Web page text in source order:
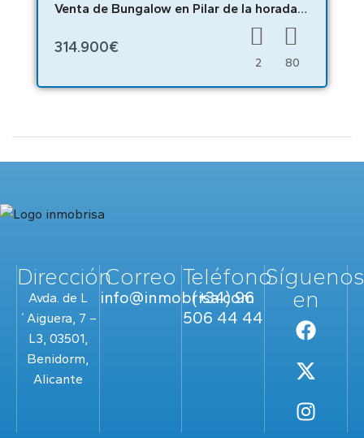
Venta de Bungalow en Pilar de la horadadat – n9920
314.900€
2 80
Dirección
Avda. de L
´Aiguera, 7 –
L3, 03501,
Benidorm,
Alicante
Correo
info@inmobrisa.com
Teléfono
(+34) 96
506 44 44
en